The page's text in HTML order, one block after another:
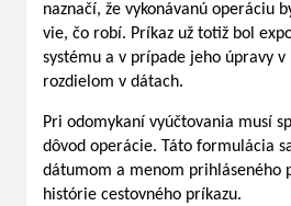
naznačí, že vykonávanú operáciu
vie, čo robí. Príkaz už totiž bol
systému a v prípade jeho úpravy
rozdielom v dátach.
Pri odomykaní vyúčtovania musí
dôvod operácie. Táto formulácia
dátumom a menom prihláseného
histórie cestovného príkazu.